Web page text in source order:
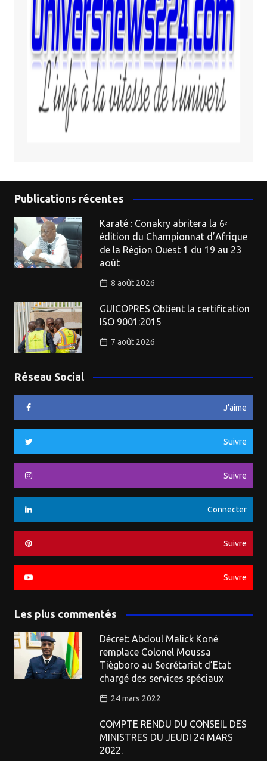
Publications récentes
Karaté : Conakry abritera la 6ᵉ
édition du Championnat d’Afrique
de la Région Ouest 1 du 19 au 23
août
8 août 2026
GUICOPRES Obtient la certification
ISO 9001:2015
7 août 2026
Réseau Social
J’aime
Suivre
Suivre
Connecter
Suivre
Suivre
Les plus commentés
Décret: Abdoul Malick Koné
remplace Colonel Moussa
Tiègboro au Secrétariat d’Etat
chargé des services spéciaux
24 mars 2022
COMPTE RENDU DU CONSEIL DES
MINISTRES DU JEUDI 24 MARS
2022.